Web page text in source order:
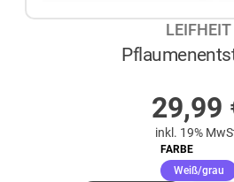
LEIFHEIT
29,99
inkl. 19%
FARBE
Weiß/grau